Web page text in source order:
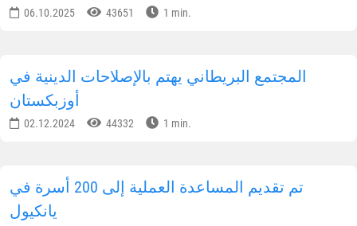
06.10.2025 43651 1 min.
المجتمع البريطاني يهتم بالإصلاحات الدينية في
أوزبكستان
02.12.2024 44332 1 min.
تم تقديم المساعدة العملية إلى 200 أسرة في
يانكيول